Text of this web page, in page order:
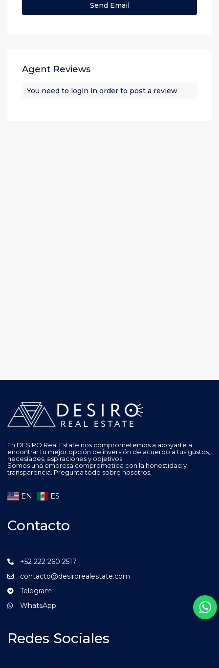
Agent Reviews
You need to login in order to post a review
En DESIRO Real Estate nos comprometemos a apoyarte a
encontrar tu mejor opción de inversión de acuerdo a tus gustos,
necesiades, aspiraciones y objetivos.
Somos una empresa comprometida con la honestidad y
transparencia. Pregunta todo sobre nosotros.
EN ES
Contacto
+52 222 260 2517
contacto@desirorealestate.com
Telegram
WhatsApp
Redes Sociales